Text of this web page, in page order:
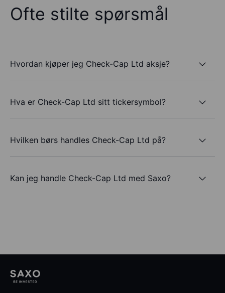
Ofte stilte spørsmål
Hvordan kjøper jeg Check-Cap Ltd aksje?
Hva er Check-Cap Ltd sitt tickersymbol?
Hvilken børs handles Check-Cap Ltd på?
Kan jeg handle Check-Cap Ltd med Saxo?